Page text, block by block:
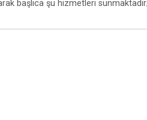
başlıca şu hizmetleri sunmaktadır;